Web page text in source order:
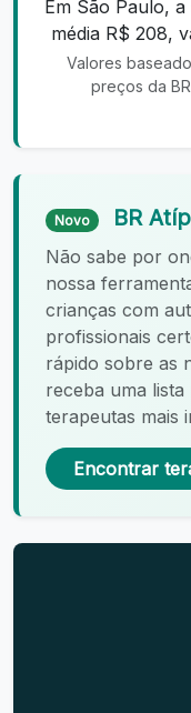
Em São Paulo,
média R$ 208,
Valores
preços da
Novo BR
Não sabe por
nossa
crianças com
profissionais
rápido sobre as
receba uma
terapeutas mais
Encontrar